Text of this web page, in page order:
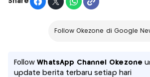
Follow Okezone di Google
FollowWhatsApp Channel Okezone
update berita terbaru setiap hari